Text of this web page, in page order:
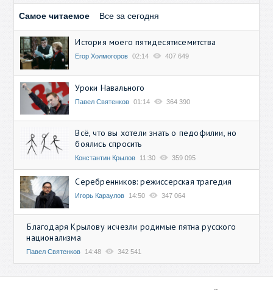
Самое читаемое Все за сегодня
История моего пятидесятисемитства
Егор Холмогоров 02:14 407 649
Уроки Навального
Павел Святенков 01:14 364 390
Всё, что вы хотели знать о педофилии, но
боялись спросить
Константин Крылов 11:30 359 095
Серебренников: режиссерская трагедия
Игорь Караулов 14:50 347 064
Благодаря Крылову исчезли родимые пятна русского
национализма
Павел Святенков 14:48 342 541